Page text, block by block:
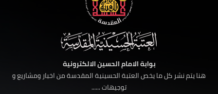
بوابة الامام الحسين الالكترونية
هنا يتم نشر كل ما يخص العتبة الحسينية المقدسة من اخبار ومشاريع و
توجيهات ......